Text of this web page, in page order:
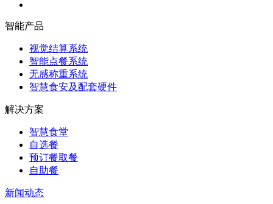
智能产品
视觉结算系统
智能点餐系统
无感称重系统
智慧食安及配套硬件
解决方案
智慧食堂
自选餐
预订餐取餐
自助餐
新闻动态